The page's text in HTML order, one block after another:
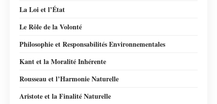
La Loi et l’État
Le Rôle de la Volonté
Philosophie et Responsabilités Environnementales
Kant et la Moralité Inhérente
Rousseau et l’Harmonie Naturelle
Aristote et la Finalité Naturelle